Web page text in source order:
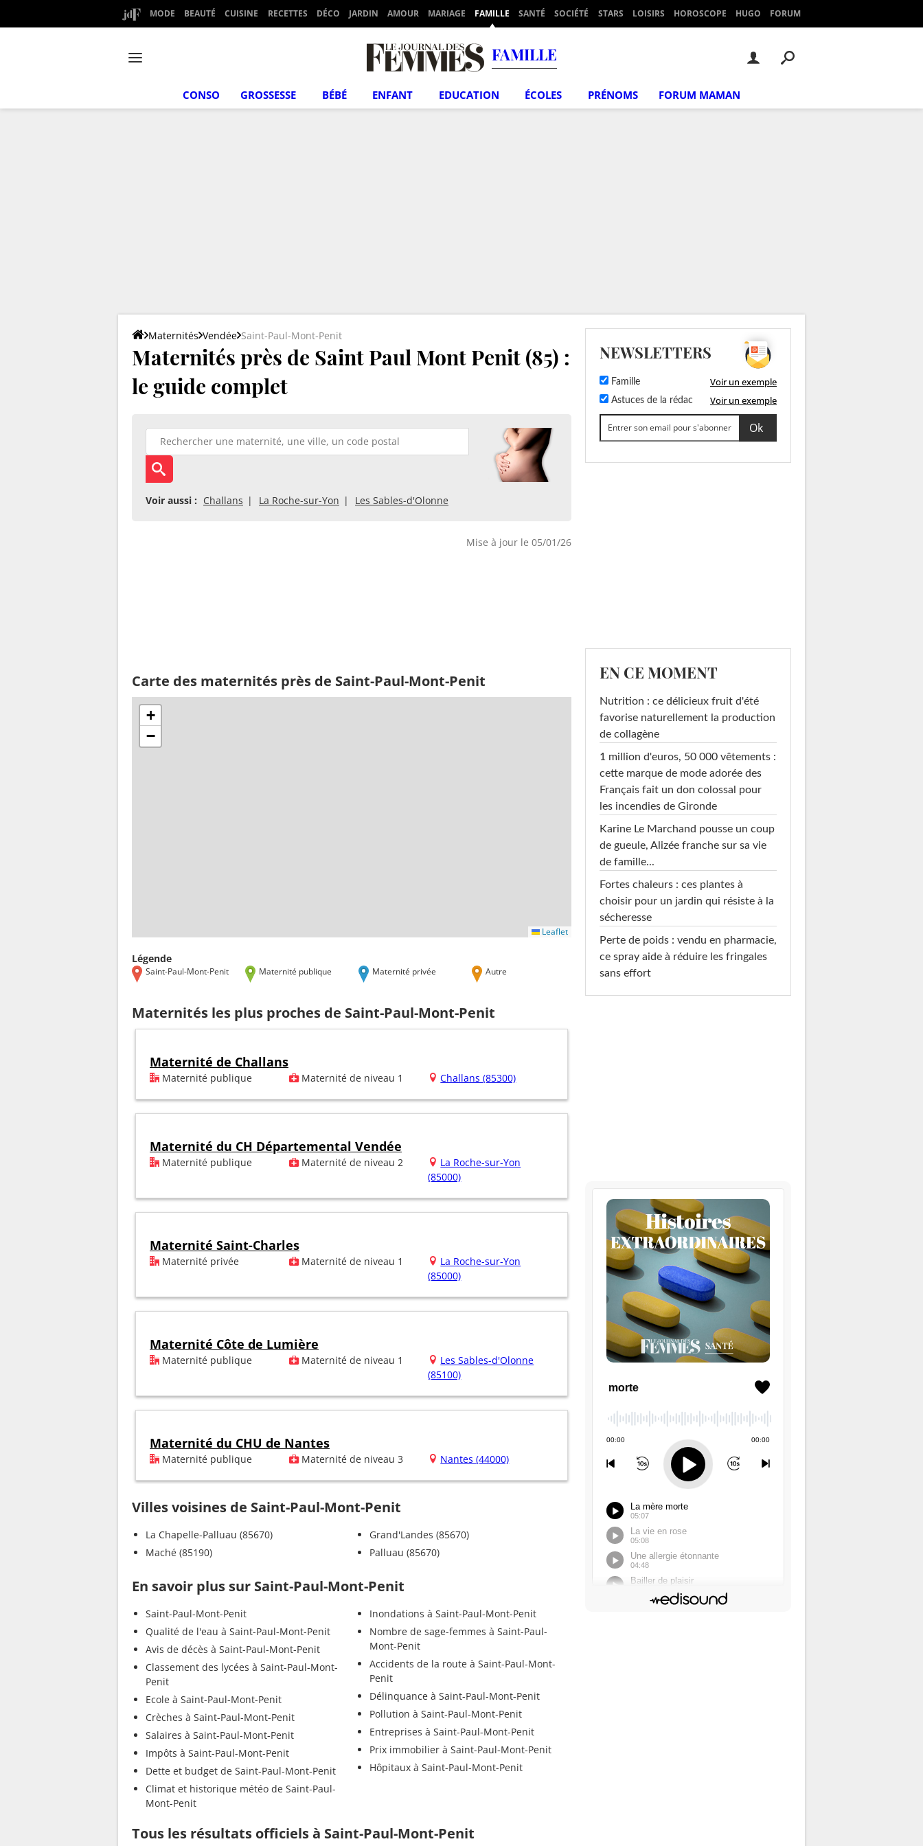
MODE BEAUTÉ CUISINE RECETTES DÉCO JARDIN AMOUR MARIAGE FAMILLE SANTÉ SOCIÉTÉ STARS LOISIRS HOROSCOPE HUGO FORUM
FAMILLE
CONSO GROSSESSE BÉBÉ ENFANT EDUCATION ÉCOLES PRÉNOMS FORUM MAMAN
Maternités Vendée Saint-Paul-Mont-Penit
Maternités près de Saint Paul Mont Penit (85) :
le guide complet
Voir aussi : Challans La Roche-sur-Yon Les Sables-d'Olonne
Mise à jour le 05/01/26
Carte des maternités près de Saint-Paul-Mont-Penit
+
−
Leaflet
Légende
Saint-Paul-Mont-Penit Maternité publique Maternité privée Autre
Maternités les plus proches de Saint-Paul-Mont-Penit
Maternité de Challans
Maternité publique Maternité de niveau 1 Challans (85300)
Maternité du CH Départemental Vendée
Maternité publique Maternité de niveau 2
La Roche-sur-Yon
(85000)
Maternité Saint-Charles
Maternité privée Maternité de niveau 1
La Roche-sur-Yon
(85000)
Maternité Côte de Lumière
Maternité publique Maternité de niveau 1
Les Sables-d'Olonne
(85100)
Maternité du CHU de Nantes
Maternité publique Maternité de niveau 3 Nantes (44000)
Villes voisines de Saint-Paul-Mont-Penit
La Chapelle-Palluau (85670)
Maché (85190)
Grand'Landes (85670)
Palluau (85670)
En savoir plus sur Saint-Paul-Mont-Penit
Saint-Paul-Mont-Penit
Qualité de l'eau à Saint-Paul-Mont-Penit
Avis de décès à Saint-Paul-Mont-Penit
Classement des lycées à Saint-Paul-Mont-
Penit
Ecole à Saint-Paul-Mont-Penit
Crèches à Saint-Paul-Mont-Penit
Salaires à Saint-Paul-Mont-Penit
Impôts à Saint-Paul-Mont-Penit
Dette et budget de Saint-Paul-Mont-Penit
Climat et historique météo de Saint-Paul-
Mont-Penit
Inondations à Saint-Paul-Mont-Penit
Nombre de sage-femmes à Saint-Paul-
Mont-Penit
Accidents de la route à Saint-Paul-Mont-
Penit
Délinquance à Saint-Paul-Mont-Penit
Pollution à Saint-Paul-Mont-Penit
Entreprises à Saint-Paul-Mont-Penit
Prix immobilier à Saint-Paul-Mont-Penit
Hôpitaux à Saint-Paul-Mont-Penit
Tous les résultats officiels à Saint-Paul-Mont-Penit
NEWSLETTERS
Famille Voir un exemple
Astuces de la rédac Voir un exemple
EN CE MOMENT
Nutrition : ce délicieux fruit d'été
favorise naturellement la production
de collagène
1 million d'euros, 50 000 vêtements :
cette marque de mode adorée des
Français fait un don colossal pour
les incendies de Gironde
Karine Le Marchand pousse un coup
de gueule, Alizée franche sur sa vie
de famille...
Fortes chaleurs : ces plantes à
choisir pour un jardin qui résiste à la
sécheresse
Perte de poids : vendu en pharmacie,
ce spray aide à réduire les fringales
sans effort